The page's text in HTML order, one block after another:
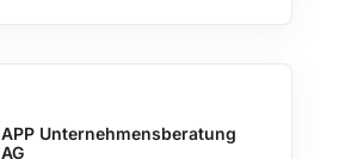
APP Unternehmensberatung
AG